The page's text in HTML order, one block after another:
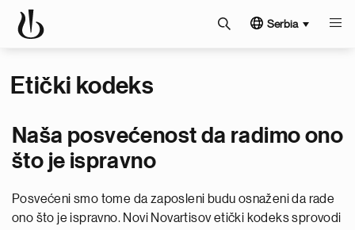
Serbia
Etički kodeks
Naša posvećenost da radimo ono
što je ispravno
Posvećeni smo tome da zaposleni budu osnaženi da rade
ono što je ispravno. Novi Novartisov etički kodeks sprovodi